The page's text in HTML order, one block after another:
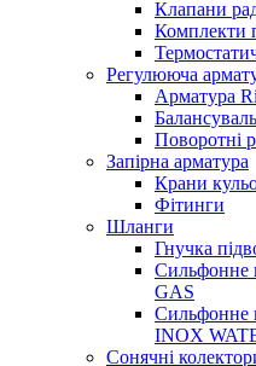
Клапани
Комплекти
Регулююча
Арматура
Поворотні
Запірна арматура
Крани
Фітинги
Шланги
Гнучка
Сильфонне
GAS
Сильфонне
INOX
Сонячні